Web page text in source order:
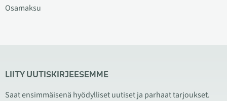
Osamaksu
LIITY UUTISKIRJEESEMME
Saat ensimmäisenä hyödylliset uutiset ja parhaat tarjoukset.